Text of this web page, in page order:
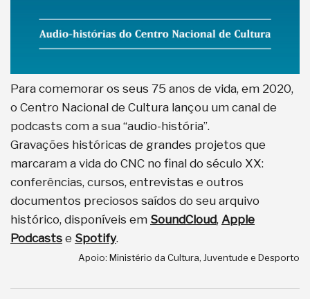
Para comemorar os seus 75 anos de vida, em 2020,
o Centro Nacional de Cultura lançou um canal de
podcasts com a sua “audio-história”.
Gravações históricas de grandes projetos que
marcaram a vida do CNC no final do século XX:
conferências, cursos, entrevistas e outros
documentos preciosos saídos do seu arquivo
histórico, disponíveis em SoundCloud, Apple
Podcasts e Spotify.
Apoio: Ministério da Cultura, Juventude e Desporto